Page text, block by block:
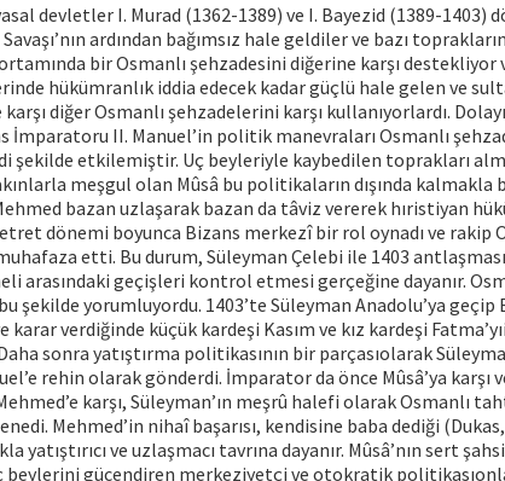
devletler I. Murad (1362-1389) ve I. Bayezid (1389-1403)
ardından bağımsız hale geldiler ve bazı
bir Osmanlı şehzadesini diğerine karşı destekliyor
hükümranlık iddia edecek kadar güçlü hale gelen ve
diğer Osmanlı şehzadelerini karşı kullanıyorlardı.
İmparatoru II. Manuel’in politik manevraları Osmanlı
şekilde etkilemiştir. Uç beyleriyle kaybedilen toprakları
meşgul olan Mûsâ bu politikaların dışında
bazan uzlaşarak bazan da tâviz vererek hıristiyan
dönemi boyunca Bizans merkezî bir rol oynadı ve rakip
etti. Bu durum, Süleyman Çelebi ile 1403
arasındaki geçişleri kontrol etmesi gerçeğine dayanır.
şekilde yorumluyordu. 1403’te Süleyman Anadolu’ya geçip
karar verdiğinde küçük kardeşi Kasım ve kız kardeşi
sonra yatıştırma politikasının bir parçasıolarak
rehin olarak gönderdi. İmparator da önce Mûsâ’ya karşı
karşı, Süleyman’ın meşrû halefi olarak Osmanlı
Mehmed’in nihaî başarısı, kendisine baba dediği
yatıştırıcı ve uzlaşmacı tavrına dayanır. Mûsâ’nın sert
gücendiren merkeziyetçi ve otokratik